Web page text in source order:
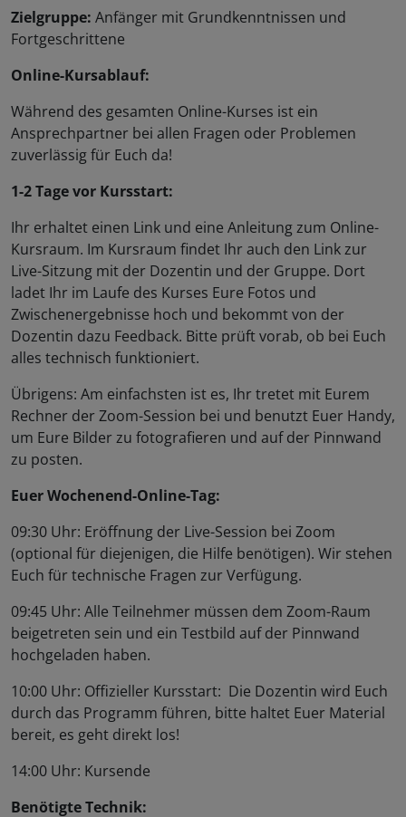
Zielgruppe: Anfänger mit Grundkenntnissen und
Fortgeschrittene
Online-Kursablauf:
Während des gesamten Online-Kurses ist ein
Ansprechpartner bei allen Fragen oder Problemen
zuverlässig für Euch da!
1-2 Tage vor Kursstart:
Ihr erhaltet einen Link und eine Anleitung zum Online-
Kursraum. Im Kursraum findet Ihr auch den Link zur
Live-Sitzung mit der Dozentin und der Gruppe. Dort
ladet Ihr im Laufe des Kurses Eure Fotos und
Zwischenergebnisse hoch und bekommt von der
Dozentin dazu Feedback. Bitte prüft vorab, ob bei Euch
alles technisch funktioniert.
Übrigens: Am einfachsten ist es, Ihr tretet mit Eurem
Rechner der Zoom-Session bei und benutzt Euer Handy,
um Eure Bilder zu fotografieren und auf der Pinnwand
zu posten.
Euer Wochenend-Online-Tag:
09:30 Uhr: Eröffnung der Live-Session bei Zoom
(optional für diejenigen, die Hilfe benötigen). Wir stehen
Euch für technische Fragen zur Verfügung.
09:45 Uhr: Alle Teilnehmer müssen dem Zoom-Raum
beigetreten sein und ein Testbild auf der Pinnwand
hochgeladen haben.
10:00 Uhr: Offizieller Kursstart: Die Dozentin wird Euch
durch das Programm führen, bitte haltet Euer Material
bereit, es geht direkt los!
14:00 Uhr: Kursende
Benötigte Technik: